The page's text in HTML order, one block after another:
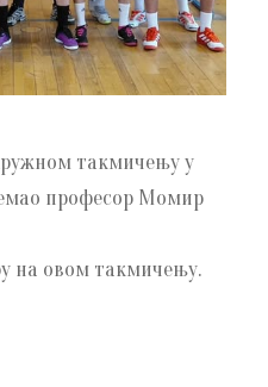
такмичењу у
професор Момир
на овом такмичењу.